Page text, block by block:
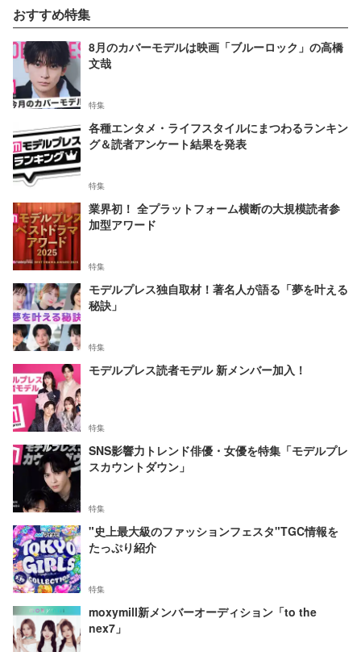
おすすめ特集
8月のカバーモデルは映画「ブルーロック」の高橋
文哉
特集
各種エンタメ・ライフスタイルにまつわるランキン
グ＆読者アンケート結果を発表
特集
業界初！ 全プラットフォーム横断の大規模読者参
加型アワード
特集
モデルプレス独自取材！著名人が語る「夢を叶える
秘訣」
特集
モデルプレス読者モデル 新メンバー加入！
特集
SNS影響力トレンド俳優・女優を特集「モデルプレ
スカウントダウン」
特集
"史上最大級のファッションフェスタ"TGC情報を
たっぷり紹介
特集
moxymill新メンバーオーディション「to the
nex7」